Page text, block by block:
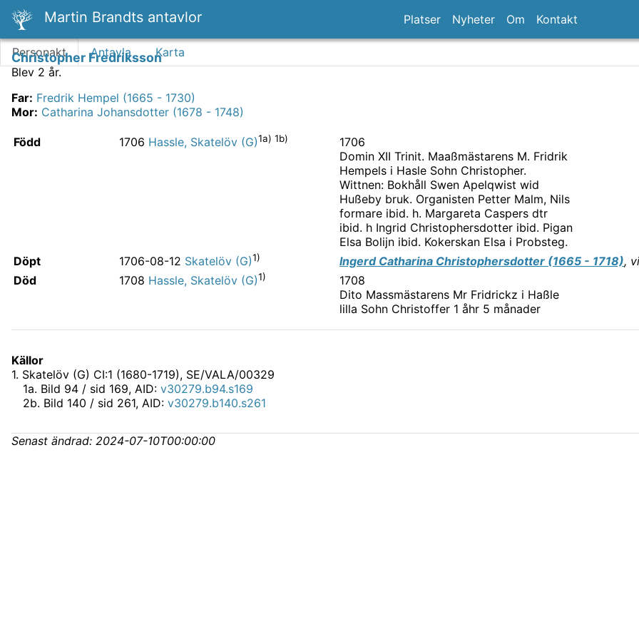
Martin Brandts antavlor Platser Nyheter Om Kontakt
Personakt Antavla Karta
Christopher Fredriksson
Blev 2 år.
Far: Fredrik Hempel (1665 - 1730)
Mor: Catharina Johansdotter (1678 - 1748)
Född 1706 Hassle, Skatelöv (G)1a) 1b)
1706
Domin XII Trinit. Maaßmästarens M. Fridrik
Hempels i Hasle Sohn Christopher.
Wittnen: Bokhåll Swen Apelqwist wid
Hußeby bruk. Organisten Petter Malm, Nils
formare ibid. h. Margareta Caspers dtr
ibid. h Ingrid Christophersdotter ibid. Pigan
Elsa Bolijn ibid. Kokerskan Elsa i Probsteg.
Döpt
1706-08-12 Skatelöv (G)1) IngerdCatharina Christophersdotter (1665 - 1718),
Död
1708 Hassle, Skatelöv (G)1)
1708
Dito Massmästarens Mr Fridrickz i Haßle
lilla Sohn Christoffer 1 åhr 5 månader
Källor
1. Skatelöv (G) CI:1 (1680-1719), SE/VALA/00329
1a. Bild 94 / sid 169, AID: v30279.b94.s169
2b. Bild 140 / sid 261, AID: v30279.b140.s261
Senast ändrad: 2024-07-10T00:00:00